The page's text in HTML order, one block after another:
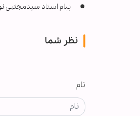
پیام استاد سیدمجتبی
نظر شما
نام